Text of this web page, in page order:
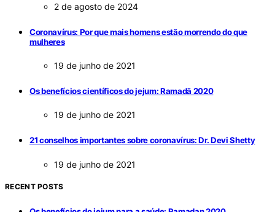
2 de agosto de 2024
Coronavírus: Por que mais homens estão morrendo do que
mulheres
19 de junho de 2021
Os benefícios científicos do jejum: Ramadã 2020
19 de junho de 2021
21 conselhos importantes sobre coronavírus: Dr. Devi Shetty
19 de junho de 2021
RECENT POSTS